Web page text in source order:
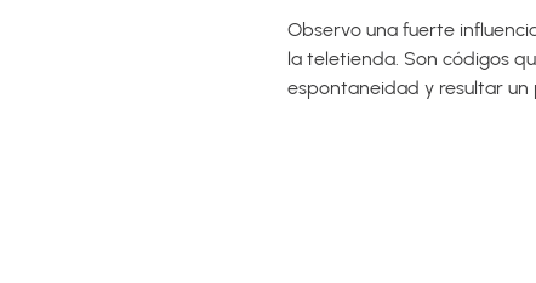
Observo una fuerte
la teletienda. Son códigos
espontaneidad y resultar un